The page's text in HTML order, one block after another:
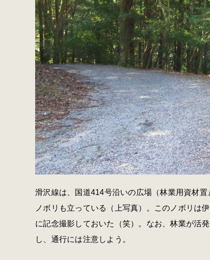
滑沢線は、国道414号沿いの広場（林業用資材
ノボリも立っている（上写真）。このノボリは
に記念撮影しておいた（笑）。なお、林業が活
し、通行には注意しよう。